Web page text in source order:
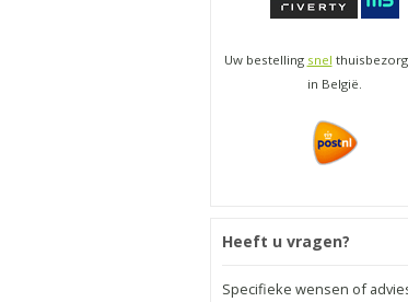
Uw bestelling snel
in België.
Heeft u vragen?
Specifieke wensen of